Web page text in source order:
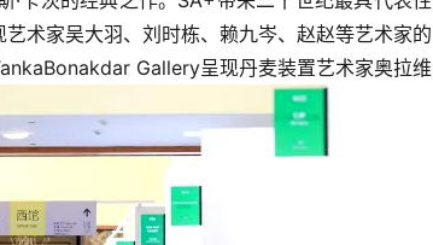
术家吴大羽、刘时栋、赖九岑、赵赵等艺术家的
Gallery呈现丹麦装置艺术家奥拉维